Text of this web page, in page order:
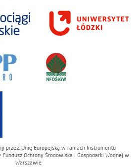
przez: Unię Europejską w ramach Instrumentu
Ochrony Środowiska i Gospodarki Wodnej w
Warszawie